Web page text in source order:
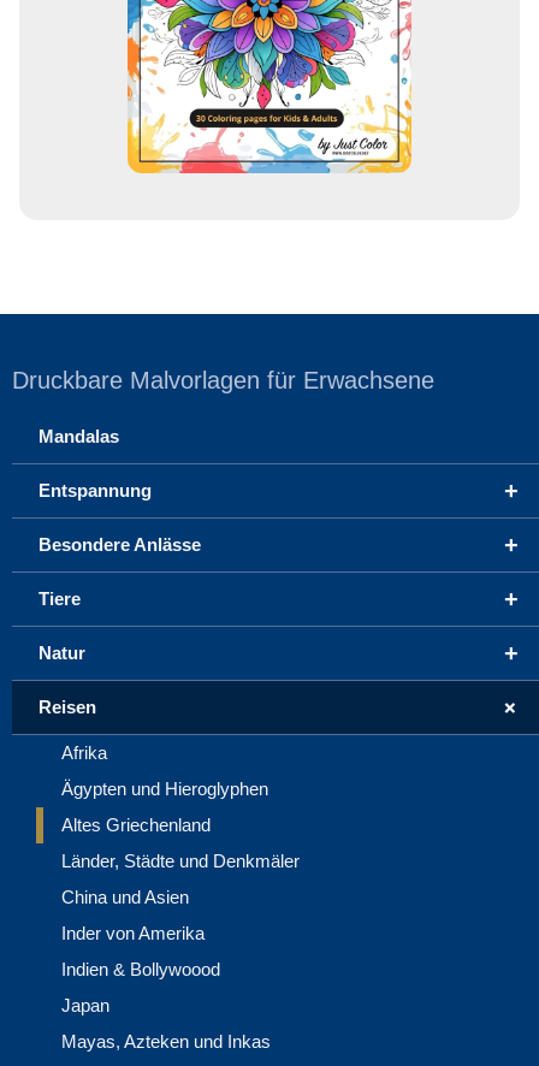
Druckbare Malvorlagen für Erwachsene
Mandalas
+
Entspannung
+
Besondere Anlässe
+
Tiere
+
Natur
+
Reisen
Afrika
Ägypten und Hieroglyphen
Altes Griechenland
Länder, Städte und Denkmäler
China und Asien
Inder von Amerika
Indien & Bollywoood
Japan
Mayas, Azteken und Inkas